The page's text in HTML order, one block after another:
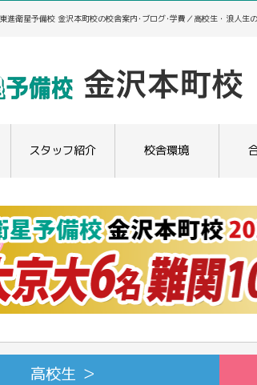
進衛星予備校 金沢本町校の校舎案内･ブログ･学費／高校生・浪人生
スタッフ紹介 校舎環境
高校生 ＞